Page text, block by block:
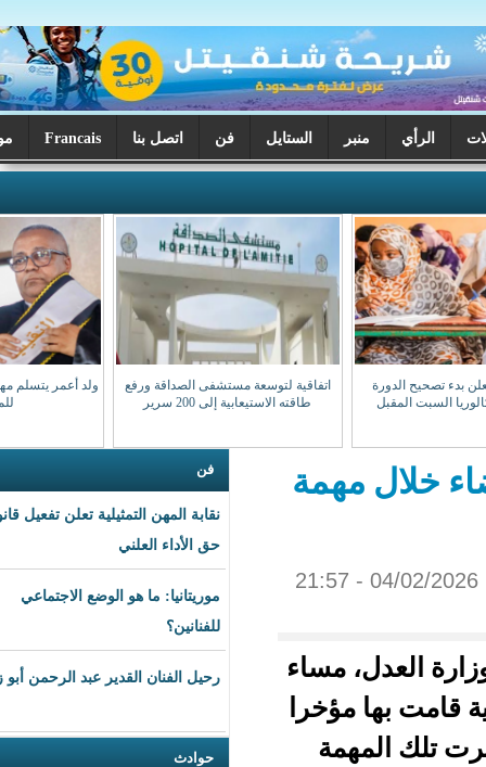
الستايل فن اتصل بنا Francais موريتانيا اليوم
اتفاقية لتوسعة مستشفى الصداقة ورفع
طاقته الاستيعابية إلى 200 سرير
ولد أعمر يتسلم مهامه نقيبا للهيئة الوطنية
نقابة المهن التمثيلية تعلن تفعيل قانون
موريتانيا: ما هو الوضع الاجتماعي
رحيل الفنان القدير عبد الرحمن أبو زهرة
حوادث